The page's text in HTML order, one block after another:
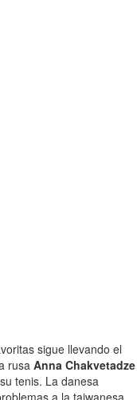
sigue llevando el
rusa Anna Chakvetadze
tenis. La danesa
a la taiwanesa